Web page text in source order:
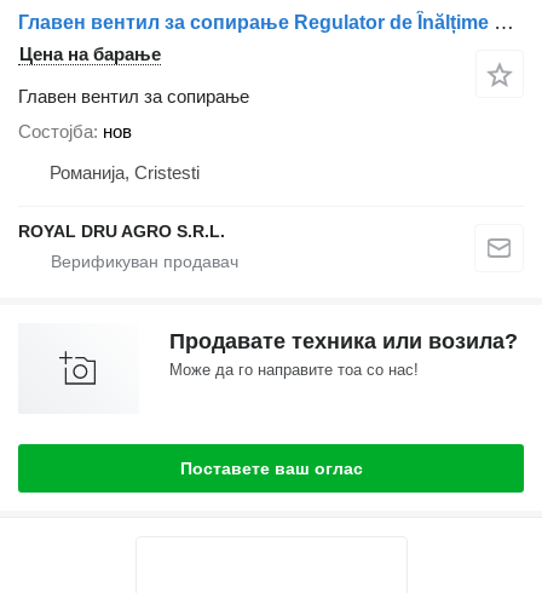
Главен вентил за сопирање Regulator de Înălțime Cabină Față pentru за камион Scania 13 997 76, 13 725 12, 15 049 25, 50 211 70 191, 14 305 45, 21 717 08, N 250 999 01 36, 19 349 39
Цена на барање
Главен вентил за сопирање
Состојба нов
Романија, Cristesti
ROYAL DRU AGRO S.R.L.
Продавате техника или возила?
Може да го направите тоа со нас!
Поставете ваш оглас